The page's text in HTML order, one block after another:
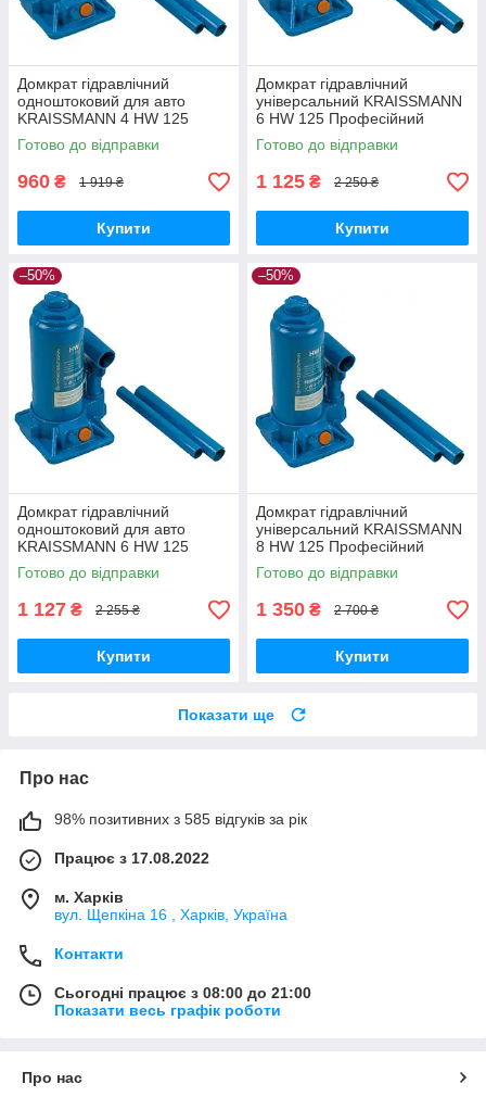
Домкрат гідравлічний
одноштоковий для авто
KRAISSMANN 4 HW 125
Автодомкрат Домкрати
гідравлічні 4 т
Готово до відправки
960 ₴ 1 919 ₴
Купити
Домкрат гідравлічний
універсальний KRAISSMANN
6 HW 125 Професійний
пляшковий домкрат 6т
Готово до відправки
1 125 ₴ 2 250 ₴
Купити
–50%
Домкрат гідравлічний
одноштоковий для авто
KRAISSMANN 6 HW 125
Автобудкрат Домкрати
гідравлічні 6 т
Готово до відправки
1 127 ₴ 2 255 ₴
Купити
–50%
Домкрат гідравлічний
універсальний KRAISSMANN
8 HW 125 Професійний
пляшковий домкрат 8т
Готово до відправки
1 350 ₴ 2 700 ₴
Купити
Показати ще
Про нас
98% позитивних з 585 відгуків за рік
Працює з 17.08.2022
м. Харків
вул. Щепкіна 16 , Харків, Україна
Контакти
Сьогодні працює з 08:00 до 21:00
Показати весь графік роботи
Про нас